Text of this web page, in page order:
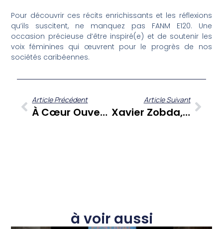
Pour découvrir ces récits enrichissants et les réflexions
qu’ils suscitent, ne manquez pas FANM E120. Une
occasion précieuse d’être inspiré(e) et de soutenir les
voix féminines qui œuvrent pour le progrès de nos
sociétés caribéennes.
Article Précédent
À Cœur Ouvert : Richard Bunod, Poète Martiniquais, Dévoile Son Engagement Citoyen Et Sa Source D’inspiration
Article Suivant
Xavier Zobda, Percussionniste, Explore L’âme Du Chouval Bwa Et Les Rythmes De La Martinique Sur Zitata TV
à voir aussi